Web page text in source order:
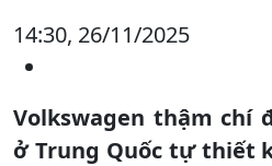
14:30, 26/11/2025
Volkswagen thậm chí
ở Trung Quốc tự thiết